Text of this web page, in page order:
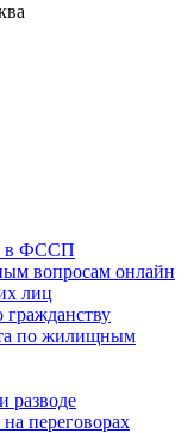
в ФССП
вопросам онлайн
лиц
по жилищным
разводе
переговорах